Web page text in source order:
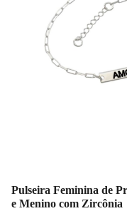
Pulseira Feminina de
e Menino com Zircônia